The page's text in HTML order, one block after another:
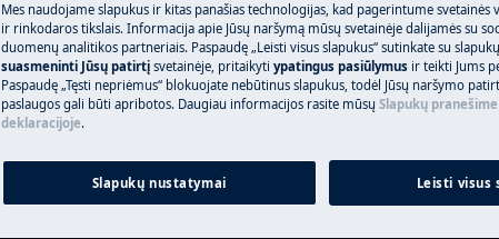
Ieškokite mūsų palaikymo
Mes naudojame slapukus ir kitas panašias technologijas, kad pagerintume svetainės
ir rinkodaros tikslais. Informacija apie Jūsų naršymą mūsų svetainėje dalijamės su
duomenų analitikos partneriais. Paspaudę „Leisti visus slapukus“ sutinkate su
suasmeninti Jūsų patirtį svetainėje, pritaikyti ypatingus pasiūlymus ir teikti Jums
Paspaudę „Tęsti nepriėmus“ blokuojate nebūtinus slapukus, todėl Jūsų naršymo
paslaugos gali būti apribotos. Daugiau informacijos rasite mūsų Slapukų pranešime
deklaracijoje.
Slapukų nustatymai Leisti visus